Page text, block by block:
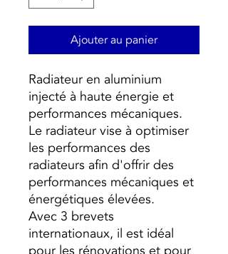
Ajouter au panier
Radiateur en aluminium
injecté à haute énergie et
performances mécaniques.
Le radiateur vise à optimiser
les performances des
radiateurs afin d'offrir des
performances mécaniques et
énergétiques élevées.
Avec 3 brevets
internationaux, il est idéal